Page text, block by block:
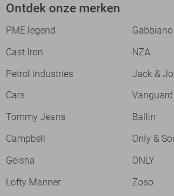
Ontdek onze merken
PME legend
Gabbiano
Cast Iron
NZA
Petrol Industries
Jack &
Cars
Vanguard
Tommy Jeans
Ballin
Campbell
Only &
Geisha
ONLY
Lofty Manner
Zoso